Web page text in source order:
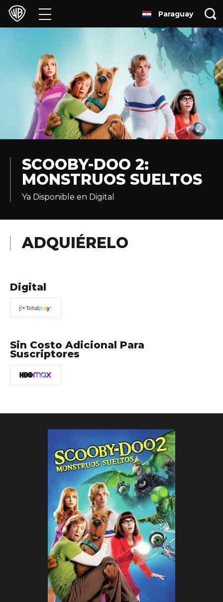
Películas
Juegos y Aplicaciones
Franquicias
Colecciones
Experiencias
Paraguay
SCOOBY-DOO 2:
MONSTRUOS SUELTOS
Ya Disponible en Digital
ADQUIÉRELO
Digital
Sin Costo Adicional Para
Suscriptores